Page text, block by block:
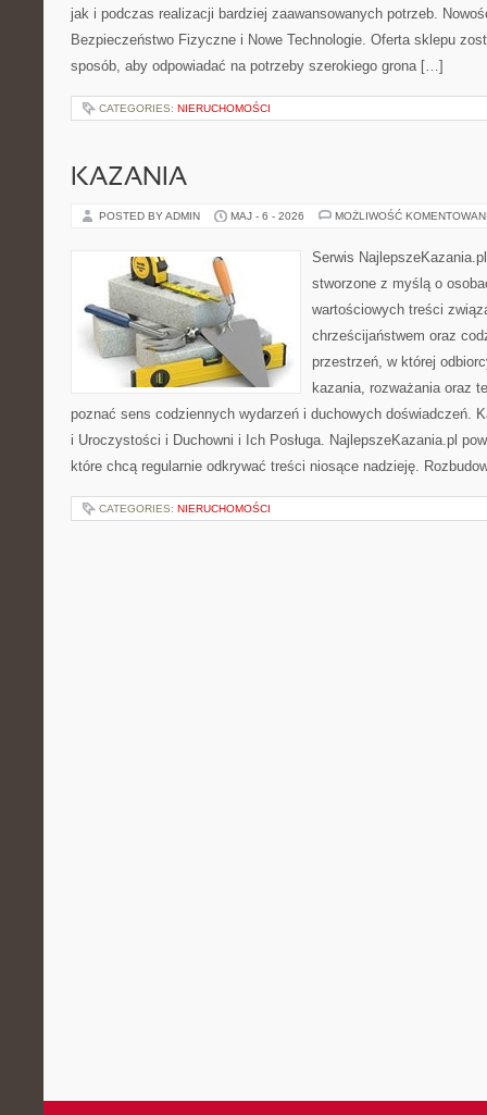
jak i podczas realizacji bardziej zaawansowanych potrzeb.
Bezpieczeństwo Fizyczne i Nowe Technologie. Oferta sklepu
sposób, aby odpowiadać na potrzeby szerokiego grona […]
CATEGORIES: NIERUCHOMOŚCI
KAZANIA
POSTED BY ADMIN MAJ - 6 - 2026 MOŻLIWOŚĆ
Serwis
stworzone z myślą o
wartościowych treści
chrześcijaństwem oraz
przestrzeń, w której
kazania, rozważania oraz
poznać sens codziennych wydarzeń i duchowych doświadczeń.
i Uroczystości i Duchowni i Ich Posługa. NajlepszeKazania.pl
które chcą regularnie odkrywać treści niosące nadzieję.
CATEGORIES: NIERUCHOMOŚCI